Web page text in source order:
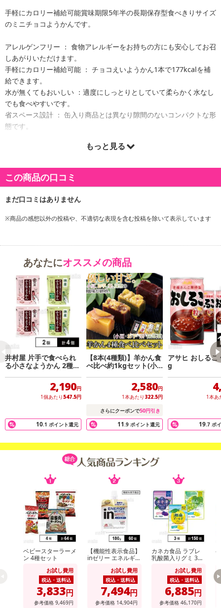
手軽にカロリー補給可能賞味期限5年半の長期保存型食べきりサイズ
のミニチョコようかんです。
アレルゲンフリー ： 食物アレルギーをお持ちの方にも安心してお召
しあがりいただけます。
手軽にカロリー補給可能 ： チョコえいようかん1本で177kcalを補
給できます。
水が無くてもおいしい ：適度にしっとりとしていて柔らかく水なし
でも食べやすいです。
省スペース設計 ： 缶入り商品とは異なり隙間のないコンパクトな形
態です。
(2)災害用伝言ダイヤル『171』…裏面に利用方法を分かりやすく記
載しています。
(3)ローリングストックのすすめ…災害への備えを啓蒙します。
濃厚なチョコレートの風味を楽しめる羊羹です。
いたします。
注意事項
【キャンセルについて】
※お申込み後のキャンセルはお受けできません。
記載されている内容を必ずご確認いただき、お届けする商品セット
にご納得いただきましたうえでお申し込みください。
※パッケージ変更や商品リニューアル(成分など含む)等により、参考
の掲載画像や画像内のバーコードなど、お届け商品と多少異なる場
合がございます。
もっと見る
この商品の口コミ
※商品の感想以外の投稿や、不適切な表現を含む投稿を除いて表示しています
あなたにオススメの商品
井村屋 片手で食べられ
る小さなようかん 2種計
4個(ようかん/抹茶)
2,190円
1個あたり547.5円
10.1 ポイント還元
【8本(4種類)】羊かん食
べ比べ約1kgセット(小
豆・お芋・栗・抹茶栗
2,580円
1本あたり 322.5円
さらにクーポンで50円引き
11.9 ポイント還元
アサヒ おしるこ
g
1本あ
19.7 ポ
ベビースターラーメ
ン 4種セット
お試し費用
税込・送料込
3,833円
参考価格 9,469円
【機能性表示食品】
inゼリー エネルギー
お試し費用
税込・送料込
7,494円
参考価格 14,904円
カネカ食品 ラブレ
乳酸菌入りグミ 3種
お試し費用
税込・送料込
6,885円
参考価格 46,170円